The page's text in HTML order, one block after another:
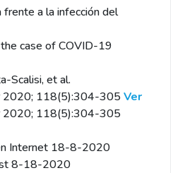
frente a la infección del
case of COVID-19
Scalisi, et al.
2020; 118(5):304-305Ver
2020; 118(5):304-305
Internet 18-8-2020
8-18-2020